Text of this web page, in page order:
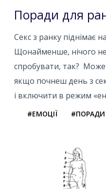
Поради для
Секс з ранку піднімає
Щонайменше, нічого
спробувати, так?
якщо почнеш день з
і включити в режим
#ЕМОЦІЇ #ПОРАДИ